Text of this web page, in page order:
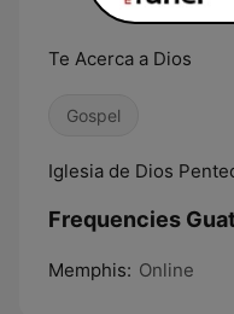
Te Acerca a Dios
Gospel
Iglesia de Dios
Frequencies
Memphis: Online